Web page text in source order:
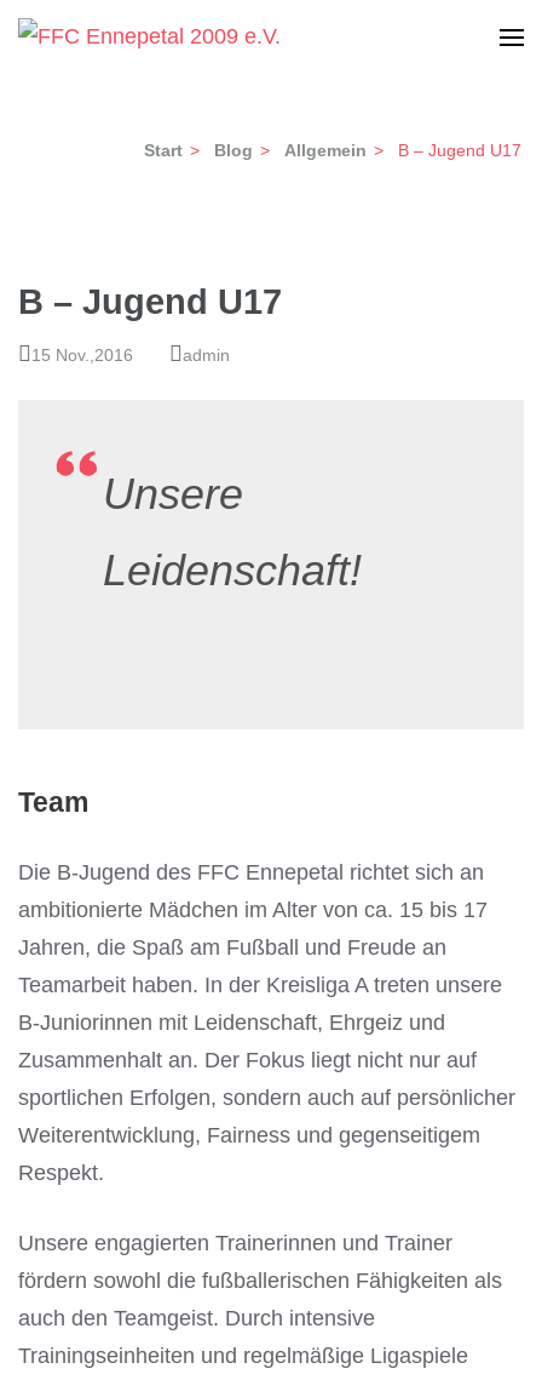
Zum
Start > Blog > Allgemein > B – Jugend U17
B – Jugend U17
15 Nov.,2016 admin
Unsere
Leidenschaft!
Team
Die B-Jugend des FFC Ennepetal richtet sich an
ambitionierte Mädchen im Alter von ca. 15 bis 17
Jahren, die Spaß am Fußball und Freude an
Teamarbeit haben. In der Kreisliga A treten unsere
B-Juniorinnen mit Leidenschaft, Ehrgeiz und
Zusammenhalt an. Der Fokus liegt nicht nur auf
sportlichen Erfolgen, sondern auch auf persönlicher
Weiterentwicklung, Fairness und gegenseitigem
Respekt.
Unsere engagierten Trainerinnen und Trainer
fördern sowohl die fußballerischen Fähigkeiten als
auch den Teamgeist. Durch intensive
Trainingseinheiten und regelmäßige Ligaspiele